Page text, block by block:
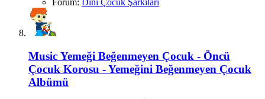
Forum: Dini Çocuk Şarkıları
Music Yemeği Beğenmeyen Çocuk - Öncü
Çocuk Korosu - Yemeğini Beğenmeyen Çocuk
Albümü